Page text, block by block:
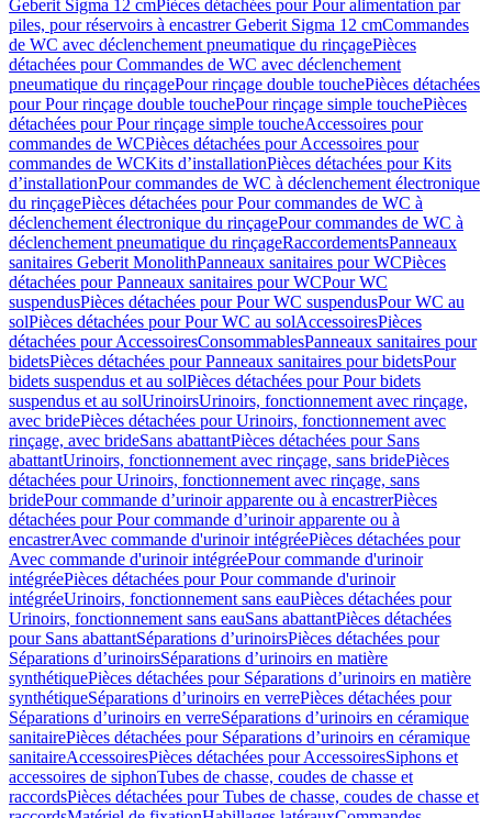
Geberit Sigma 12 cmPièces détachées pour Pour alimentation par
piles, pour réservoirs à encastrer Geberit Sigma 12 cmCommandes
de WC avec déclenchement pneumatique du rinçagePièces
détachées pour Commandes de WC avec déclenchement
pneumatique du rinçagePour rinçage double touchePièces détachées
pour Pour rinçage double touchePour rinçage simple touchePièces
détachées pour Pour rinçage simple toucheAccessoires pour
commandes de WCPièces détachées pour Accessoires pour
commandes de WCKits d’installationPièces détachées pour Kits
d’installationPour commandes de WC à déclenchement électronique
du rinçagePièces détachées pour Pour commandes de WC à
déclenchement électronique du rinçagePour commandes de WC à
déclenchement pneumatique du rinçageRaccordementsPanneaux
sanitaires Geberit MonolithPanneaux sanitaires pour WCPièces
détachées pour Panneaux sanitaires pour WCPour WC
suspendusPièces détachées pour Pour WC suspendusPour WC au
solPièces détachées pour Pour WC au solAccessoiresPièces
détachées pour AccessoiresConsommablesPanneaux sanitaires pour
bidetsPièces détachées pour Panneaux sanitaires pour bidetsPour
bidets suspendus et au solPièces détachées pour Pour bidets
suspendus et au solUrinoirsUrinoirs, fonctionnement avec rinçage,
avec bridePièces détachées pour Urinoirs, fonctionnement avec
rinçage, avec brideSans abattantPièces détachées pour Sans
abattantUrinoirs, fonctionnement avec rinçage, sans bridePièces
détachées pour Urinoirs, fonctionnement avec rinçage, sans
bridePour commande d’urinoir apparente ou à encastrerPièces
détachées pour Pour commande d’urinoir apparente ou à
encastrerAvec commande d'urinoir intégréePièces détachées pour
Avec commande d'urinoir intégréePour commande d'urinoir
intégréePièces détachées pour Pour commande d'urinoir
intégréeUrinoirs, fonctionnement sans eauPièces détachées pour
Urinoirs, fonctionnement sans eauSans abattantPièces détachées
pour Sans abattantSéparations d’urinoirsPièces détachées pour
Séparations d’urinoirsSéparations d’urinoirs en matière
synthétiquePièces détachées pour Séparations d’urinoirs en matière
synthétiqueSéparations d’urinoirs en verrePièces détachées pour
Séparations d’urinoirs en verreSéparations d’urinoirs en céramique
sanitairePièces détachées pour Séparations d’urinoirs en céramique
sanitaireAccessoiresPièces détachées pour AccessoiresSiphons et
accessoires de siphonTubes de chasse, coudes de chasse et
raccordsPièces détachées pour Tubes de chasse, coudes de chasse et